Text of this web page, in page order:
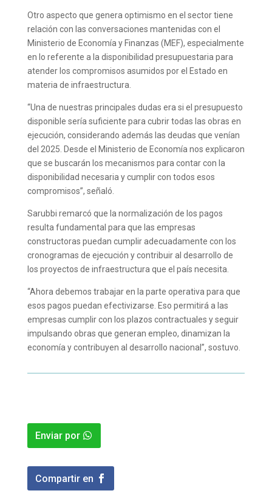
Otro aspecto que genera optimismo en el sector tiene
relación con las conversaciones mantenidas con el
Ministerio de Economía y Finanzas (MEF), especialmente
en lo referente a la disponibilidad presupuestaria para
atender los compromisos asumidos por el Estado en
materia de infraestructura.
“Una de nuestras principales dudas era si el presupuesto
disponible sería suficiente para cubrir todas las obras en
ejecución, considerando además las deudas que venían
del 2025. Desde el Ministerio de Economía nos explicaron
que se buscarán los mecanismos para contar con la
disponibilidad necesaria y cumplir con todos esos
compromisos”, señaló.
Sarubbi remarcó que la normalización de los pagos
resulta fundamental para que las empresas
constructoras puedan cumplir adecuadamente con los
cronogramas de ejecución y contribuir al desarrollo de
los proyectos de infraestructura que el país necesita.
“Ahora debemos trabajar en la parte operativa para que
esos pagos puedan efectivizarse. Eso permitirá a las
empresas cumplir con los plazos contractuales y seguir
impulsando obras que generan empleo, dinamizan la
economía y contribuyen al desarrollo nacional”, sostuvo.
Enviar por
Compartir en